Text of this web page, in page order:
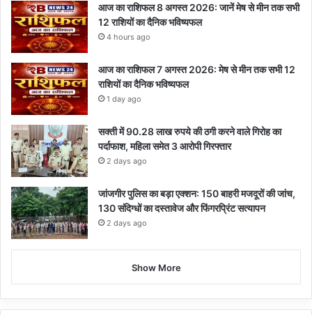
आज का राशिफल 8 अगस्त 2026: जानें मेष से मीन तक सभी
12 राशियों का दैनिक भविष्यफल
4 hours ago
आज का राशिफल 7 अगस्त 2026: मेष से मीन तक सभी 12
राशियों का दैनिक भविष्यफल
1 day ago
सक्ती में 90.28 लाख रुपये की ठगी करने वाले गिरोह का
पर्दाफाश, महिला समेत 3 आरोपी गिरफ्तार
2 days ago
जांजगीर पुलिस का बड़ा एक्शन: 150 बाहरी मजदूरों की जांच,
130 संदिग्धों का दस्तावेज और फिंगरप्रिंट सत्यापन
2 days ago
Show More